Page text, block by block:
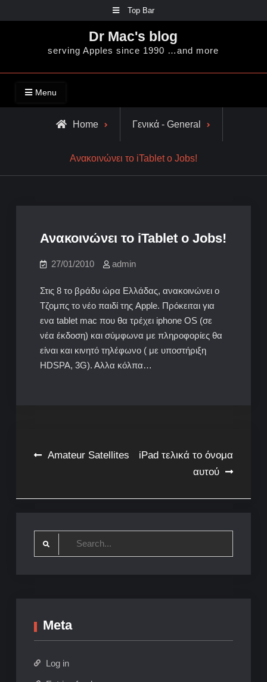
to
Top Bar
Dr Mac's blog
serving Apples since 1990 …and more
Menu
Home Γενικά - General
Ανακοινώνει το iTablet ο Jobs!
Ανακοινώνει το iTablet ο Jobs!
27/01/2010 admin
Στις 8 το βράδυ ώρα Ελλάδας, ανακοινώνει ο
Τζομπς το νέο παιδί της Apple. Πρόκειται για
ενα tablet mac που θα τρέχει iphone OS (σε
νέα έκδοση) και σύμφωνα με πληροφορίες θα
είναι και κινητό τηλέφωνο ( με υποστήριξη
HDSPA, 3G). Αλλα κόλπα…
Post
Amateur Satellites
iPad τελικά το όνομα
αυτού
Meta
Log in